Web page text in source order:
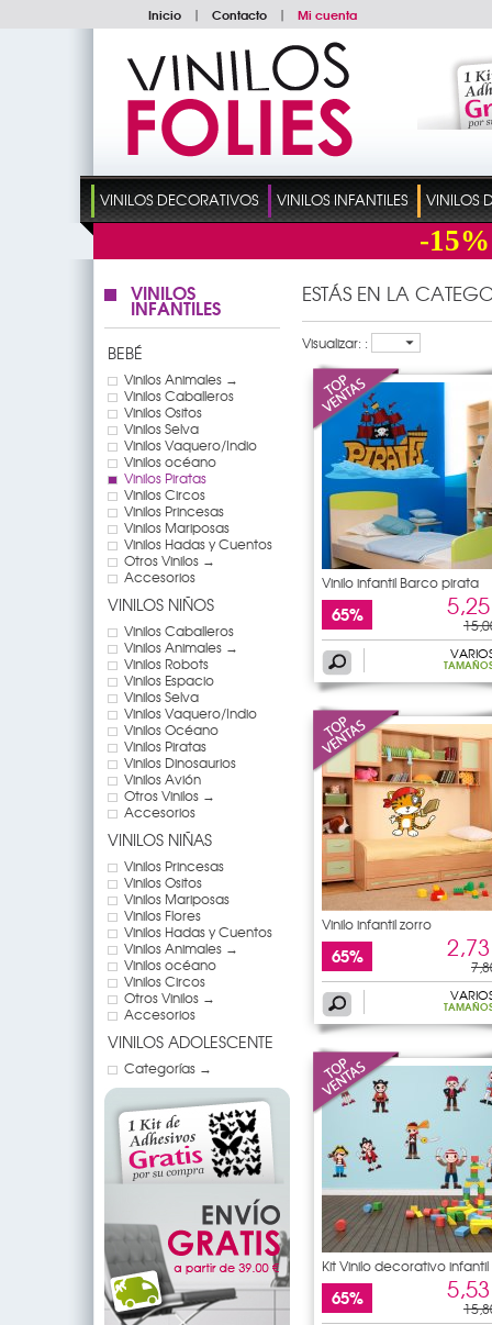
Inicio | Contacto | Mi cuenta
VINILOS DECORATIVOS VINILOS INFANTILES VINILOS
-15%
VINILOS
INFANTILES
BEBÉ
Vinilos Animales →
Vinilos Caballeros
Vinilos Ositos
Vinilos Selva
Vinilos Vaquero/Indio
Vinilos océano
Vinilos Piratas
Vinilos Circos
Vinilos Princesas
Vinilos Mariposas
Vinilos Hadas y Cuentos
Otros Vinilos →
Accesorios
VINILOS NIÑOS
Vinilos Caballeros
Vinilos Animales →
Vinilos Robots
Vinilos Espacio
Vinilos Selva
Vinilos Vaquero/Indio
Vinilos Océano
Vinilos Piratas
Vinilos Dinosaurios
Vinilos Avión
Otros Vinilos →
Accesorios
VINILOS NIÑAS
Vinilos Princesas
Vinilos Ositos
Vinilos Mariposas
Vinilos Flores
Vinilos Hadas y Cuentos
Vinilos Animales →
Vinilos océano
Vinilos Circos
Otros Vinilos →
Accesorios
VINILOS ADOLESCENTE
Categorías →
ESTÁS EN LA
Visualizar: :
Vinilo infantil Barco pirata
65%
Vinilo infantil zorro
65%
Kit Vinilo decorativo infantil
65%